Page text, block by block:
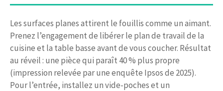
Les surfaces planes attirent le fouillis comme un aimant.
Prenez l’engagement de libérer le plan de travail de la
cuisine et la table basse avant de vous coucher. Résultat
au réveil : une pièce qui paraît 40 % plus propre
(impression relevée par une enquête Ipsos de 2025).
Pour l’entrée, installez un vide-poches et un